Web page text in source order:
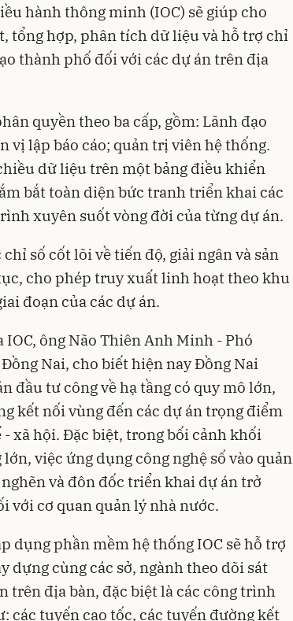
hành thông minh (IOC) sẽ giúp cho
tổng hợp, phân tích dữ liệu và hỗ trợ chỉ
thành phố đối với các dự án trên địa
quyền theo ba cấp, gồm: Lãnh đạo
vị lập báo cáo; quản trị viên hệ thống.
dữ liệu trên một bảng điều khiển
bắt toàn diện bức tranh triển khai các
xuyên suốt vòng đời của từng dự án.
số cốt lõi về tiến độ, giải ngân và sản
cho phép truy xuất linh hoạt theo khu
đoạn của các dự án.
ông Não Thiên Anh Minh - Phó
Nai, cho biết hiện nay Đồng Nai
đầu tư công về hạ tầng có quy mô lớn,
kết nối vùng đến các dự án trọng điểm
xã hội. Đặc biệt, trong bối cảnh khối
việc ứng dụng công nghệ số vào quản
và đôn đốc triển khai dự án trở
với cơ quan quản lý nhà nước.
dụng phần mềm hệ thống IOC sẽ hỗ trợ
dựng cùng các sở, ngành theo dõi sát
trên địa bàn, đặc biệt là các công trình
các tuyến cao tốc, các tuyến đường kết